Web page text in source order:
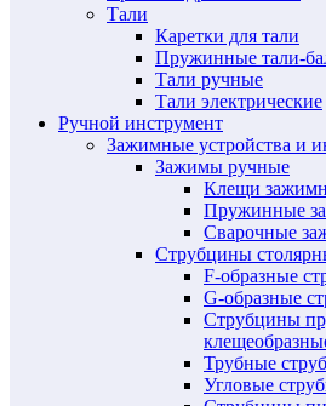
Тали
Каретки для тали
Пружинные тали-
Тали ручные
Тали электрические
Ручной инструмент
Зажимные устройства и
Зажимы ручные
Клещи
Пружинные
Сварочные
Струбцины
F-образные
G-образные
Струбцины
Трубные
Угловые